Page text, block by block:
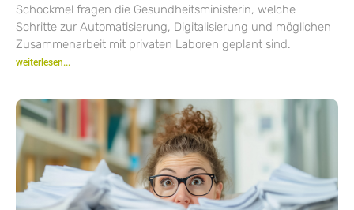
Schockmel fragen die Gesundheitsministerin, welche
Schritte zur Automatisierung, Digitalisierung und möglichen
Zusammenarbeit mit privaten Laboren geplant sind.
weiterlesen...